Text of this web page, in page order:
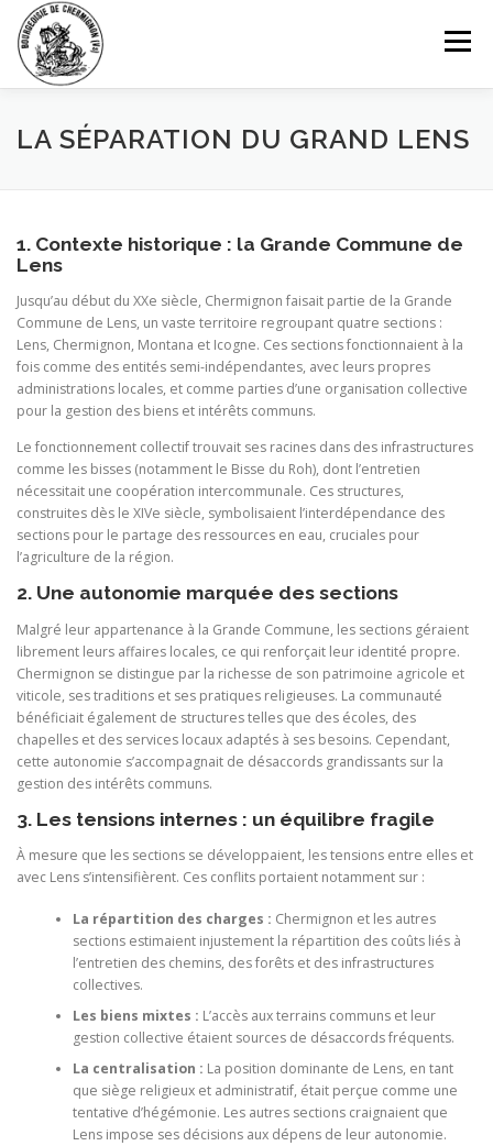
contenu
Menu
ACCUEIL AUTORITÉS ST-GEORGES
PARKINGS HISTORIQUE CONTACT
LA SÉPARATION DU GRAND LENS
1. Contexte historique : la Grande Commune de
Lens
Jusqu’au début du XXe siècle, Chermignon faisait partie de la Grande
Commune de Lens, un vaste territoire regroupant quatre sections :
Lens, Chermignon, Montana et Icogne. Ces sections fonctionnaient à la
fois comme des entités semi-indépendantes, avec leurs propres
administrations locales, et comme parties d’une organisation collective
pour la gestion des biens et intérêts communs.
Le fonctionnement collectif trouvait ses racines dans des infrastructures
comme les bisses (notamment le Bisse du Roh), dont l’entretien
nécessitait une coopération intercommunale. Ces structures,
construites dès le XIVe siècle, symbolisaient l’interdépendance des
sections pour le partage des ressources en eau, cruciales pour
l’agriculture de la région.
2. Une autonomie marquée des sections
Malgré leur appartenance à la Grande Commune, les sections géraient
librement leurs affaires locales, ce qui renforçait leur identité propre.
Chermignon se distingue par la richesse de son patrimoine agricole et
viticole, ses traditions et ses pratiques religieuses. La communauté
bénéficiait également de structures telles que des écoles, des
chapelles et des services locaux adaptés à ses besoins. Cependant,
cette autonomie s’accompagnait de désaccords grandissants sur la
gestion des intérêts communs.
3. Les tensions internes : un équilibre fragile
À mesure que les sections se développaient, les tensions entre elles et
avec Lens s’intensifièrent. Ces conflits portaient notamment sur :
La répartition des charges : Chermignon et les autres
sections estimaient injustement la répartition des coûts liés à
l’entretien des chemins, des forêts et des infrastructures
collectives.
Les biens mixtes : L’accès aux terrains communs et leur
gestion collective étaient sources de désaccords fréquents.
La centralisation : La position dominante de Lens, en tant
que siège religieux et administratif, était perçue comme une
tentative d’hégémonie. Les autres sections craignaient que
Lens impose ses décisions aux dépens de leur autonomie.